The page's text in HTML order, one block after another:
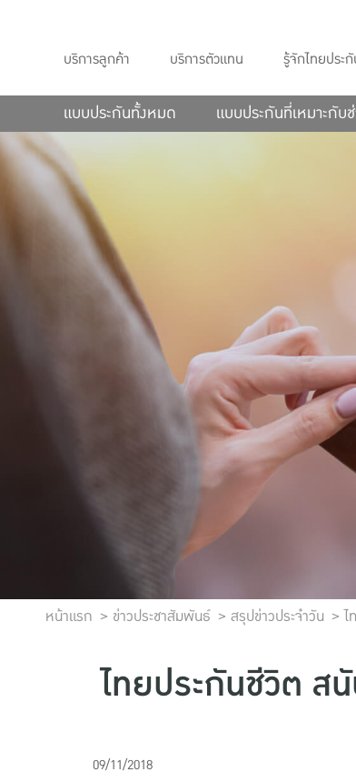
บริการลูกค้า บริการตัวแทน รู้จักไทยประ
แบบประกันทั้งหมด แบบประกันที่เหมาะกับ
หน้าแรก ข่าวประชาสัมพันธ์ สรุปข่าวประจำวัน
ไทยประกันชีวิต ส
09/11/2018